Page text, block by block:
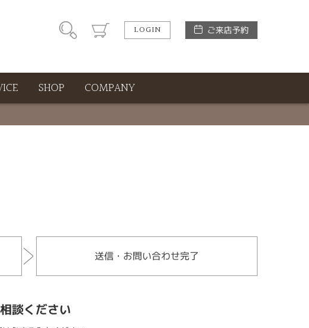
LOGIN ご来店予約
SHOP COMPANY
送信・お問い合わせ完了
談ください